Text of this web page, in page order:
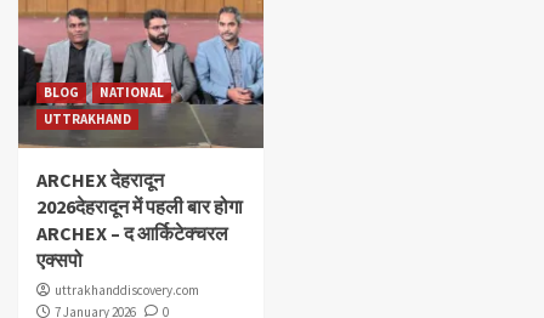
BLOG
NATIONAL
UTTRAKHAND
ARCHEX देहरादून
2026देहरादून में पहली बार होगा
ARCHEX – द आर्किटेक्चरल
एक्सपो
uttrakhanddiscovery.com
7 January 2026
0